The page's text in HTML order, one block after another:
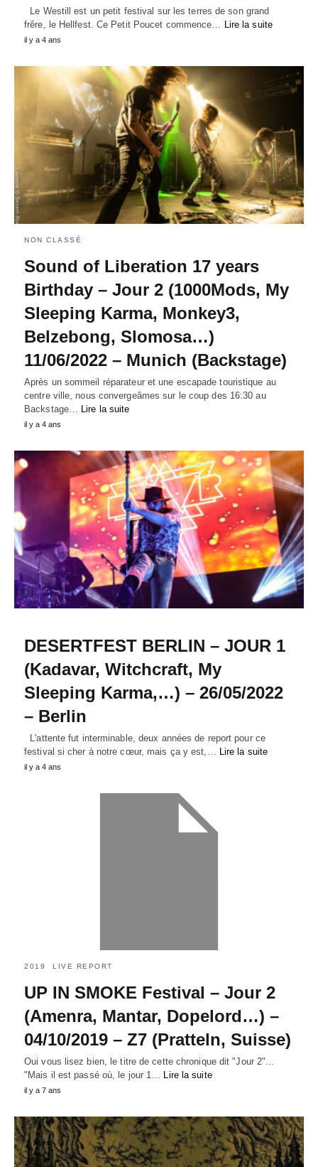
Le Westill est un petit festival sur les terres de son grand
frêre, le Hellfest. Ce Petit Poucet commence… Lire la suite
il y a 4 ans
NON CLASSÉ
Sound of Liberation 17 years
Birthday – Jour 2 (1000Mods, My
Sleeping Karma, Monkey3,
Belzebong, Slomosa…)
11/06/2022 – Munich (Backstage)
Après un sommeil réparateur et une escapade touristique au
centre ville, nous convergeâmes sur le coup des 16:30 au
Backstage… Lire la suite
il y a 4 ans
DESERTFEST BERLIN – JOUR 1
(Kadavar, Witchcraft, My
Sleeping Karma,…) – 26/05/2022
– Berlin
L'attente fut interminable, deux années de report pour ce
festival si cher à notre cœur, mais ça y est,…
Lire la suite
il y a 4 ans
2019 LIVE REPORT
UP IN SMOKE Festival – Jour 2
(Amenra, Mantar, Dopelord…) –
04/10/2019 – Z7 (Pratteln, Suisse)
Oui vous lisez bien, le titre de cette chronique dit "Jour 2"...
"Mais il est passé où, le jour 1… Lire la suite
il y a 7 ans